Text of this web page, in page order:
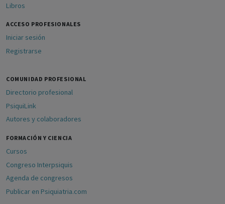
Libros
ACCESO PROFESIONALES
Iniciar sesión
Registrarse
COMUNIDAD PROFESIONAL
Directorio profesional
PsiquiLink
Autores y colaboradores
FORMACIÓN Y CIENCIA
Cursos
Congreso Interpsiquis
Agenda de congresos
Publicar en Psiquiatria.com